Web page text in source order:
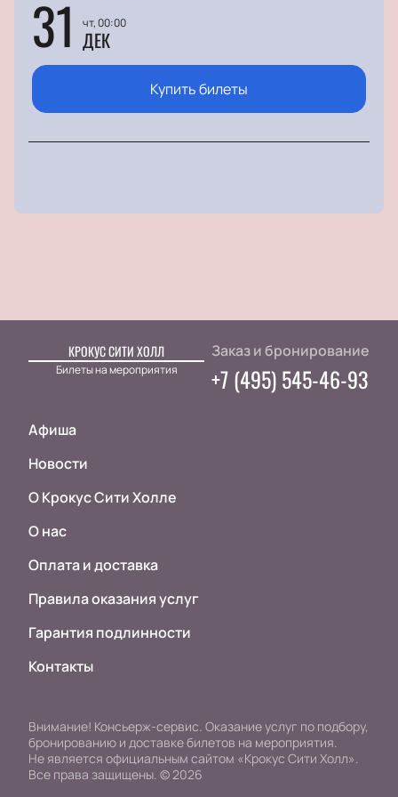
31 чт, 00:00
ДЕК
Купить билеты
КРОКУС СИТИ ХОЛЛ
Билеты на мероприятия
Афиша
Новости
О Крокус Сити Холле
О нас
Оплата и доставка
Правила оказания услуг
Гарантия подлинности
Контакты
Заказ и бронирование
+7 (495) 545-46-93
Внимание! Консьерж-сервис. Оказание услуг по подбору,
бронированию и доставке билетов на мероприятия.
Не является официальным сайтом «Крокус Сити Холл».
Все права защищены. ©2026